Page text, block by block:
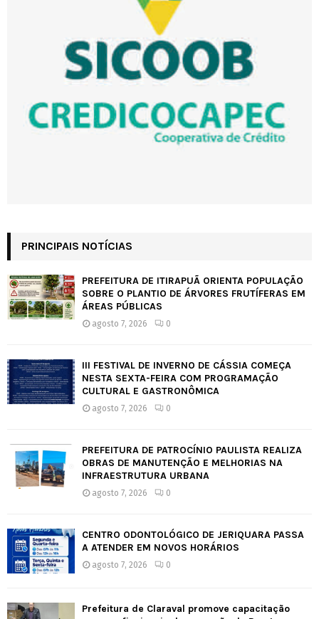
PRINCIPAIS NOTÍCIAS
PREFEITURA DE ITIRAPUÃ ORIENTA POPULAÇÃO
SOBRE O PLANTIO DE ÁRVORES FRUTÍFERAS EM
ÁREAS PÚBLICAS
agosto 7, 2026 0
III FESTIVAL DE INVERNO DE CÁSSIA COMEÇA
NESTA SEXTA-FEIRA COM PROGRAMAÇÃO
CULTURAL E GASTRONÔMICA
agosto 7, 2026 0
PREFEITURA DE PATROCÍNIO PAULISTA REALIZA
OBRAS DE MANUTENÇÃO E MELHORIAS NA
INFRAESTRUTURA URBANA
agosto 7, 2026 0
CENTRO ODONTOLÓGICO DE JERIQUARA PASSA
A ATENDER EM NOVOS HORÁRIOS
agosto 7, 2026 0
Prefeitura de Claraval promove capacitação